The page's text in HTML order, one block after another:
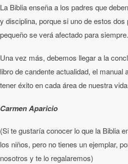
La Biblia enseña a los padres que
y disciplina, porque si uno de estos
pequeño se verá afectado para siempre.
Una vez más, debemos llegar a la
libro de candente actualidad, el manual
tener éxito en cada área de nuestra
Carmen Aparicio
(Si te gustaría conocer lo que la Biblia
los niños, pero no tienes un ejemplar,
nosotros y te lo regalaremos)